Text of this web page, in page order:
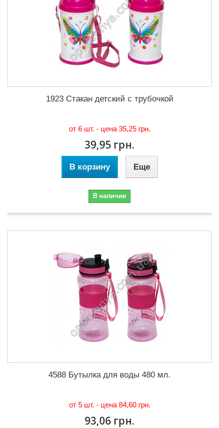
1923 Стакан детский с трубочкой
от 6 шт. - цена 35,25 грн.
39,95 грн.
В корзину Еще
В наличии
4588 Бутылка для воды 480 мл.
от 5 шт. - цена 84,60 грн.
93,06 грн.